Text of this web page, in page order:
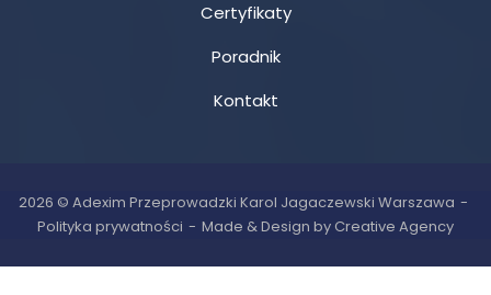
Certyfikaty
Poradnik
Kontakt
2026 © Adexim Przeprowadzki Karol Jagaczewski Warszawa
Polityka prywatności
Made & Design by Creative Agency